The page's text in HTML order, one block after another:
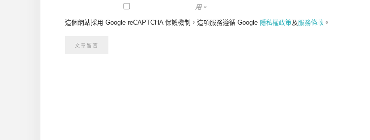
用。
這個網站採用 Google reCAPTCHA 保護機制，這項服務遵循 Google 隱私權政策及服務條款 。